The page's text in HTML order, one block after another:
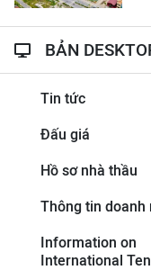
BẢN
Tin tức
Đấu giá
Hồ sơ nhà thầu
Thông tin doanh
Information on
International